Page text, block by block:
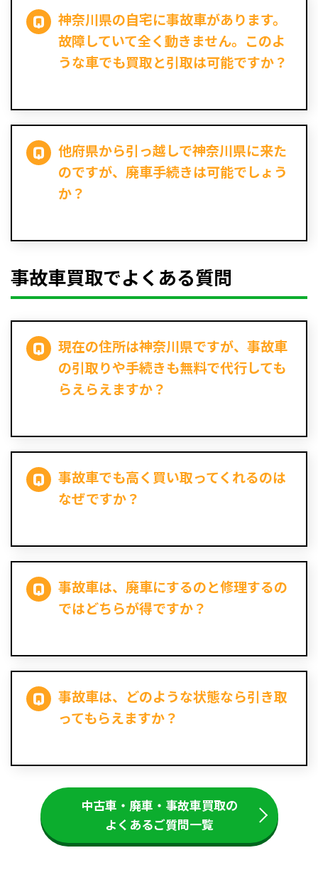
神奈川県の自宅に事故車があります。
故障していて全く動きません。このよ
うな車でも買取と引取は可能ですか？
他府県から引っ越しで神奈川県に来た
のですが、廃車手続きは可能でしょう
か？
事故車買取でよくある質問
現在の住所は神奈川県ですが、事故車
の引取りや手続きも無料で代行しても
らえらえますか？
事故車でも高く買い取ってくれるのは
なぜですか？
事故車は、廃車にするのと修理するの
ではどちらが得ですか？
事故車は、どのような状態なら引き取
ってもらえますか？
中古車・廃車・事故車買取の
よくあるご質問一覧